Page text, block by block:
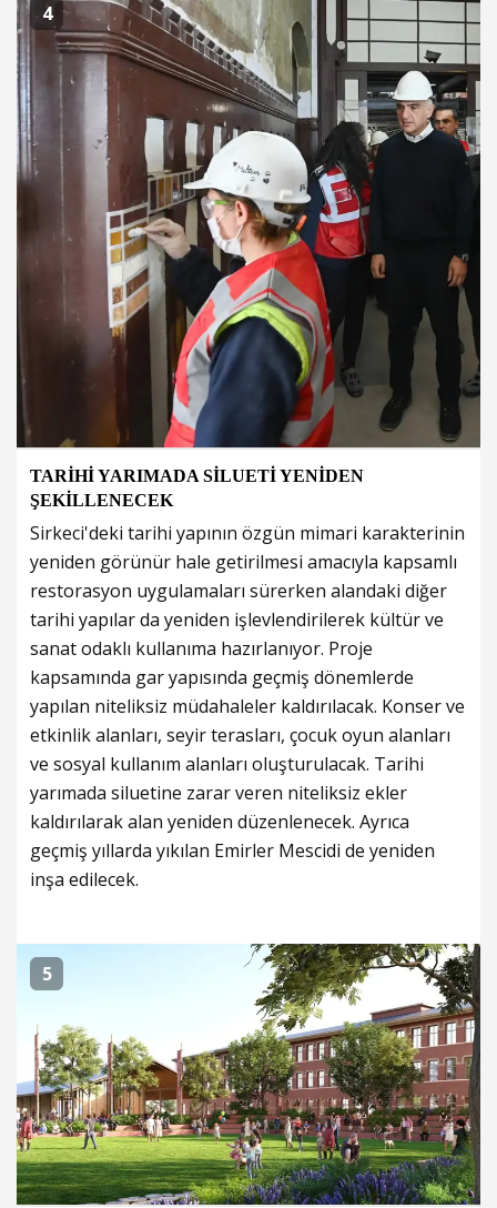
4
TARİHİ YARIMADA SİLUETİ YENİDEN
ŞEKİLLENECEK
Sirkeci'deki tarihi yapının özgün mimari karakterinin
yeniden görünür hale getirilmesi amacıyla kapsamlı
restorasyon uygulamaları sürerken alandaki diğer
tarihi yapılar da yeniden işlevlendirilerek kültür ve
sanat odaklı kullanıma hazırlanıyor. Proje
kapsamında gar yapısında geçmiş dönemlerde
yapılan niteliksiz müdahaleler kaldırılacak. Konser ve
etkinlik alanları, seyir terasları, çocuk oyun alanları
ve sosyal kullanım alanları oluşturulacak. Tarihi
yarımada siluetine zarar veren niteliksiz ekler
kaldırılarak alan yeniden düzenlenecek. Ayrıca
geçmiş yıllarda yıkılan Emirler Mescidi de yeniden
inşa edilecek.
5